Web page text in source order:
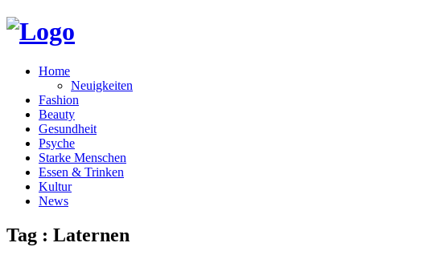
Home
Neuigkeiten
Fashion
Beauty
Gesundheit
Psyche
Starke Menschen
Essen & Trinken
Kultur
News
Tag : Laternen